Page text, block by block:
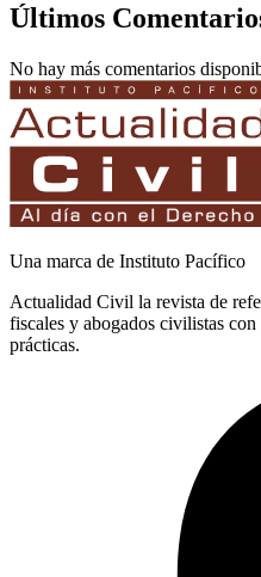
Últimos
No hay más comentarios
Una marca de Instituto Pacífico
Actualidad Civil la revista de
fiscales y abogados civilistas
prácticas.